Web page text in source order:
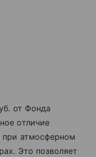
от Фонда
отличие
при атмосферном
Это позволяет